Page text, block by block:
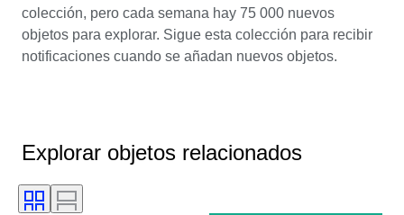
colección, pero cada semana hay 75 000 nuevos
objetos para explorar. Sigue esta colección para recibir
notificaciones cuando se añadan nuevos objetos.
Explorar objetos relacionados